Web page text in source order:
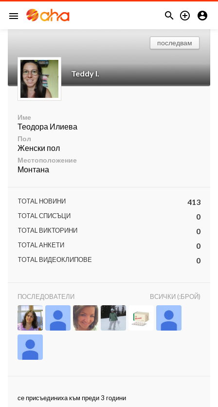
menu   
Teddy I.
последвам
Име
Теодора Илиева
Пол
Женски пол
Местоположение
Монтана
TOTAL НОВИНИ 413
TOTAL СПИСЪЦИ 0
TOTAL ВИКТОРИНИ 0
TOTAL АНКЕТИ 0
TOTAL ВИДЕОКЛИПОВЕ 0
ПОСЛЕДОВАТЕЛИ ВСИЧКИ (:БРОЙ)
се присъединиха към преди 3 години